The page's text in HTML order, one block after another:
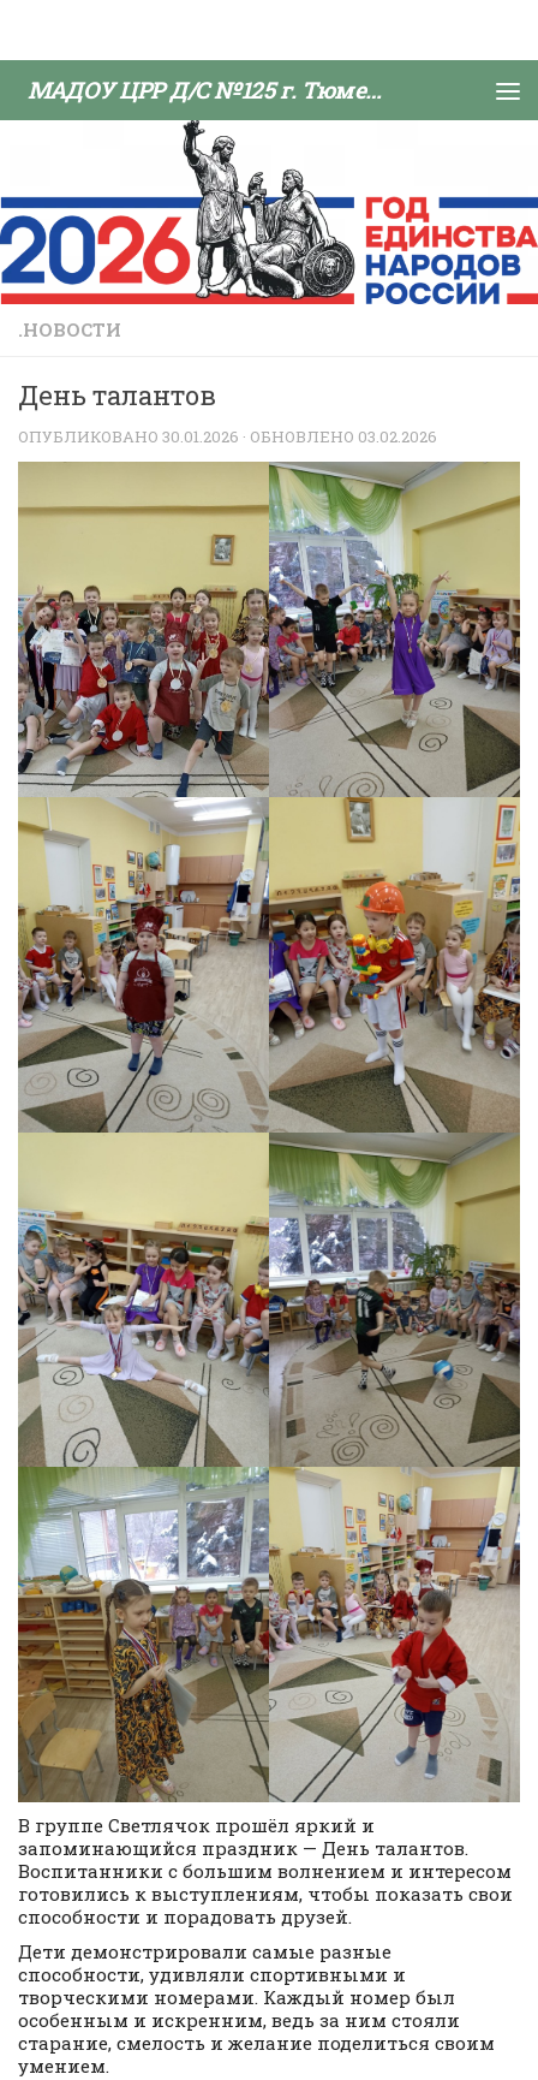
МАДОУ ЦРР Д/С №125 г. Тюмени
.НОВОСТИ
День талантов
ОПУБЛИКОВАНО 30.01.2026 · ОБНОВЛЕНО 03.02.2026
В группе Светлячок прошёл яркий и
запоминающийся праздник — День талантов.
Воспитанники с большим волнением и интересом
готовились к выступлениям, чтобы показать свои
способности и порадовать друзей.
Дети демонстрировали самые разные
способности, удивляли спортивными и
творческими номерами. Каждый номер был
особенным и искренним, ведь за ним стояли
старание, смелость и желание поделиться своим
умением.